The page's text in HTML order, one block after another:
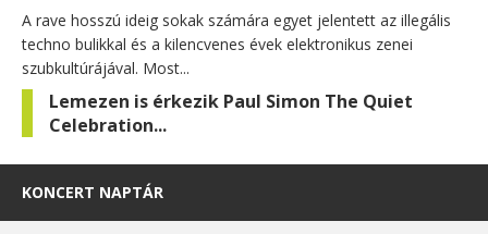
A rave hosszú ideig sokak számára egyet jelentett az illegális
techno bulikkal és a kilencvenes évek elektronikus zenei
szubkultúrájával. Most...
Lemezen is érkezik Paul Simon The Quiet
Celebration...
KONCERT NAPTÁR